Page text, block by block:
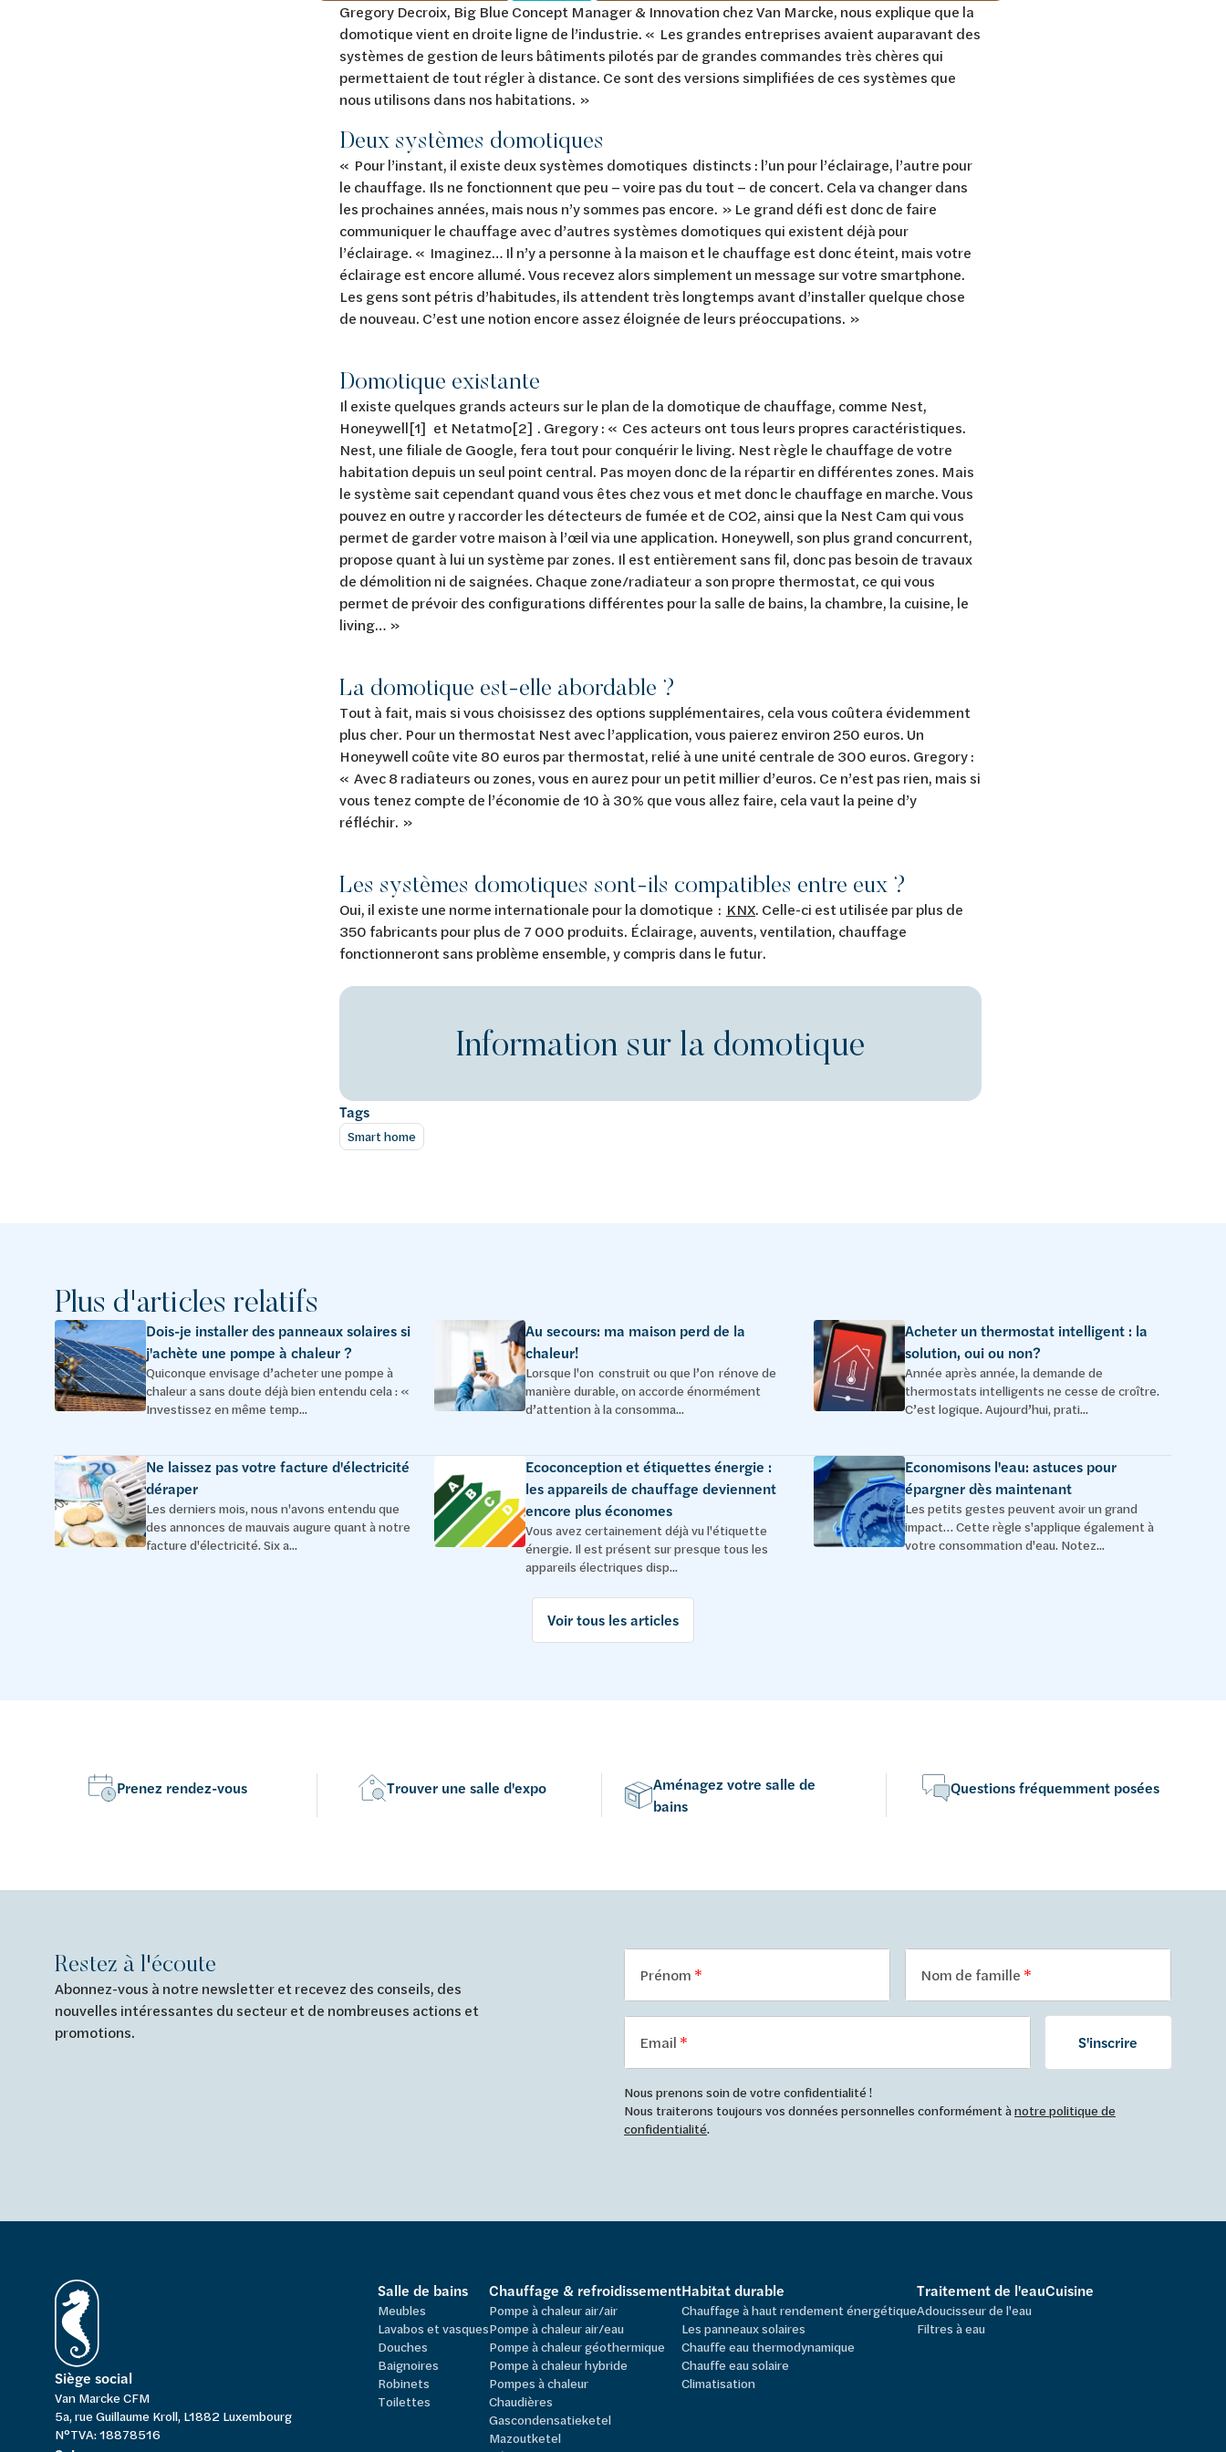
Gregory Decroix, Big Blue Concept Manager & Innovation chez Van Marcke, nous explique que la
domotique vient en droite ligne de l’industrie. « Les grandes entreprises avaient auparavant des
systèmes de gestion de leurs bâtiments pilotés par de grandes commandes très chères qui
permettaient de tout régler à distance. Ce sont des versions simplifiées de ces systèmes que
nous utilisons dans nos habitations. »
Deux systèmes domotiques
« Pour l’instant, il existe deux systèmes domotiques distincts : l’un pour l’éclairage, l’autre pour
le chauffage. Ils ne fonctionnent que peu – voire pas du tout – de concert. Cela va changer dans
les prochaines années, mais nous n’y sommes pas encore. » Le grand défi est donc de faire
communiquer le chauffage avec d’autres systèmes domotiques qui existent déjà pour
l’éclairage. « Imaginez… Il n’y a personne à la maison et le chauffage est donc éteint, mais votre
éclairage est encore allumé. Vous recevez alors simplement un message sur votre smartphone.
Les gens sont pétris d’habitudes, ils attendent très longtemps avant d’installer quelque chose
de nouveau. C’est une notion encore assez éloignée de leurs préoccupations. »
Domotique existante
Il existe quelques grands acteurs sur le plan de la domotique de chauffage, comme Nest,
Honeywell[1] et Netatmo[2] . Gregory : « Ces acteurs ont tous leurs propres caractéristiques.
Nest, une filiale de Google, fera tout pour conquérir le living. Nest règle le chauffage de votre
habitation depuis un seul point central. Pas moyen donc de la répartir en différentes zones. Mais
le système sait cependant quand vous êtes chez vous et met donc le chauffage en marche. Vous
pouvez en outre y raccorder les détecteurs de fumée et de CO2, ainsi que la Nest Cam qui vous
permet de garder votre maison à l’œil via une application. Honeywell, son plus grand concurrent,
propose quant à lui un système par zones. Il est entièrement sans fil, donc pas besoin de travaux
de démolition ni de saignées. Chaque zone/radiateur a son propre thermostat, ce qui vous
permet de prévoir des configurations différentes pour la salle de bains, la chambre, la cuisine, le
living… »
La domotique est-elle abordable ?
Tout à fait, mais si vous choisissez des options supplémentaires, cela vous coûtera évidemment
plus cher. Pour un thermostat Nest avec l’application, vous paierez environ 250 euros. Un
Honeywell coûte vite 80 euros par thermostat, relié à une unité centrale de 300 euros. Gregory :
« Avec 8 radiateurs ou zones, vous en aurez pour un petit millier d’euros. Ce n’est pas rien, mais si
vous tenez compte de l’économie de 10 à 30% que vous allez faire, cela vaut la peine d’y
réfléchir. »
Les systèmes domotiques sont-ils compatibles entre eux ?
Oui, il existe une norme internationale pour la domotique : KNX. Celle-ci est utilisée par plus de
350 fabricants pour plus de 7 000 produits. Éclairage, auvents, ventilation, chauffage
fonctionneront sans problème ensemble, y compris dans le futur.
Information sur la domotique
Tags
Smart home
Plus d'articles relatifs
Dois-je installer des panneaux solaires si
j'achète une pompe à chaleur ?
Quiconque envisage d’acheter une pompe à
chaleur a sans doute déjà bien entendu cela : «
Investissez en même temp...
Au secours: ma maison perd de la
chaleur!
Lorsque l'on construit ou que l’on rénove de
manière durable, on accorde énormément
d’attention à la consomma...
Acheter un thermostat intelligent : la
solution, oui ou non?
Année après année, la demande de
thermostats intelligents ne cesse de croître.
C’est logique. Aujourd’hui, prati...
Ne laissez pas votre facture d'électricité
déraper
Les derniers mois, nous n'avons entendu que
des annonces de mauvais augure quant à notre
facture d'électricité. Six a...
Ecoconception et étiquettes énergie :
les appareils de chauffage deviennent
encore plus économes
Vous avez certainement déjà vu l'étiquette
énergie. Il est présent sur presque tous les
appareils électriques disp...
Economisons l'eau: astuces pour
épargner dès maintenant
Les petits gestes peuvent avoir un grand
impact… Cette règle s'applique également à
votre consommation d'eau. Notez...
Voir tous les articles
Prenez rendez-vous Trouver une salle d'expo
Aménagez votre salle de
bains
Questions fréquemment posées
Restez à l'écoute
Abonnez-vous à notre newsletter et recevez des conseils, des
nouvelles intéressantes du secteur et de nombreuses actions et
promotions.
Prénom Nom de famille
Email S'inscrire
Nous prenons soin de votre confidentialité !
Nous traiterons toujours vos données personnelles conformément ànotre politique de
confidentialité.
Siège social
Van Marcke CFM
5a, rue Guillaume Kroll, L1882 Luxembourg
N°TVA: 18878516
Salle de bains
Meubles
Lavabos et vasques
Douches
Baignoires
Robinets
Toilettes
Chauffage & refroidissement
Pompe à chaleur air/air
Pompe à chaleur air/eau
Pompe à chaleur géothermique
Pompe à chaleur hybride
Pompes à chaleur
Chaudières
Gascondensatieketel
Mazoutketel
Habitat durable
Chauffage à haut rendement énergétique
Les panneaux solaires
Chauffe eau thermodynamique
Chauffe eau solaire
Climatisation
Traitement de l'eau
Adoucisseur de l'eau
Filtres à eau
Cuisine